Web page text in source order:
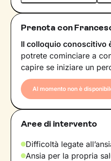
Prenota con
Il colloquio conoscitivo
potrete cominciare a
capire se iniziare un
Al momento non è
Aree di intervento
Difficoltà legate
Ansia per la propria